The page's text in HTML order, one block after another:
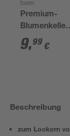
toom
Premium-
Blumenkelle
Carbonstahl
9,99 €
Beschreibung
zum Lockern